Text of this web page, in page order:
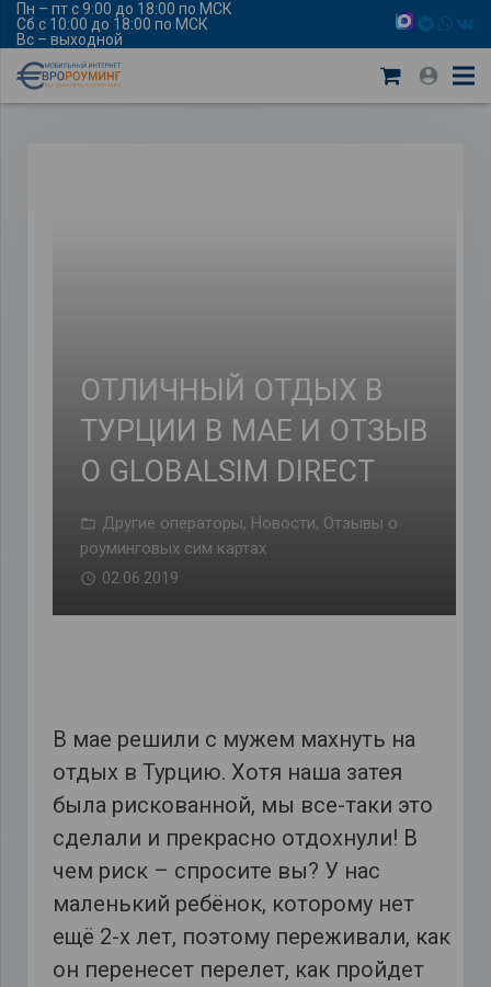
Пн – пт с 9:00 до 18:00 по МСК
Сб с 10:00 до 18:00 по МСК
Вс – выходной
ОТЛИЧНЫЙ ОТДЫХ В
ТУРЦИИ В МАЕ И ОТЗЫВ
О GLOBALSIM DIRECT
Другие операторы, Новости, Отзывы о
роуминговых сим картах
02.06.2019
В мае решили с мужем махнуть на
отдых в Турцию. Хотя наша затея
была рискованной, мы все-таки это
сделали и прекрасно отдохнули! В
чем риск – спросите вы? У нас
маленький ребёнок, которому нет
ещё 2-х лет, поэтому переживали, как
он перенесет перелет, как пройдет